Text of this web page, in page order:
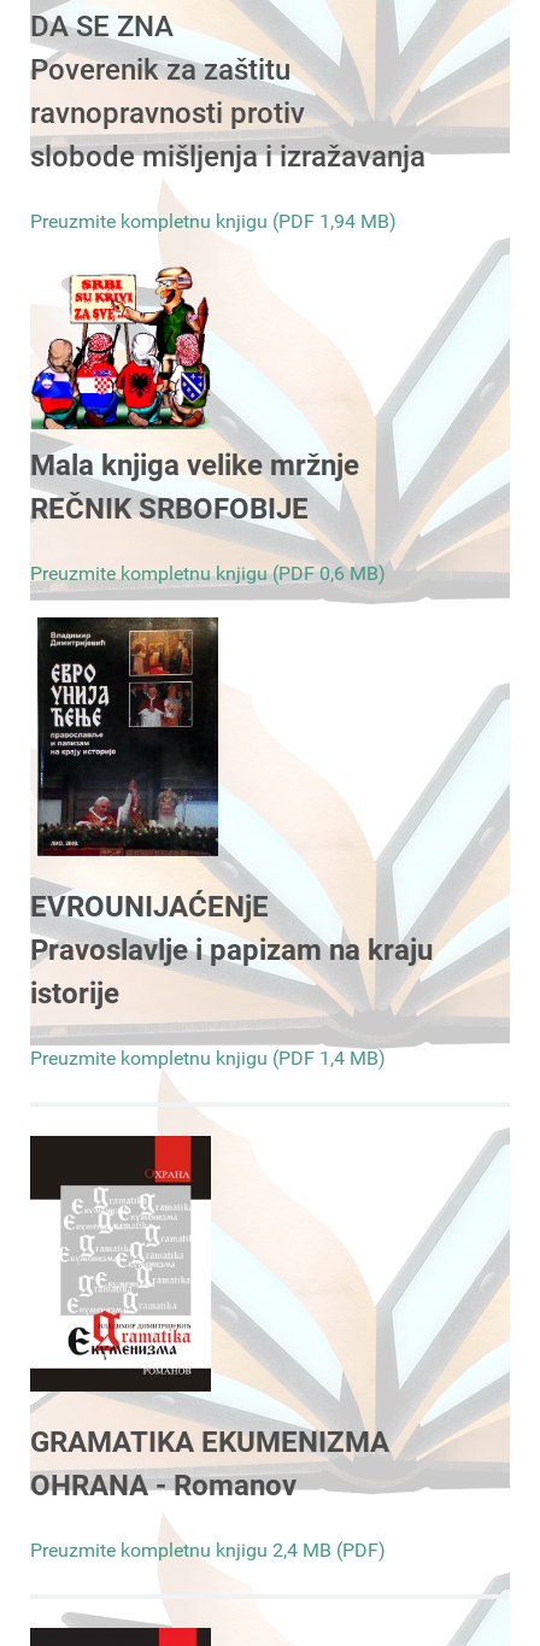
DA SE ZNA
Poverenik za zaštitu
ravnopravnosti protiv
slobode mišljenja i izražavanja
Preuzmite kompletnu knjigu (PDF 1,94 MB)
Mala knjiga velike mržnje
REČNIK SRBOFOBIJE
Preuzmite kompletnu knjigu (PDF 0,6 MB)
EVROUNIJAĆENjE
Pravoslavlje i papizam na kraju
istorije
Preuzmite kompletnu knjigu (PDF 1,4 MB)
GRAMATIKA EKUMENIZMA
OHRANA - Romanov
Preuzmite kompletnu knjigu 2,4 MB (PDF)